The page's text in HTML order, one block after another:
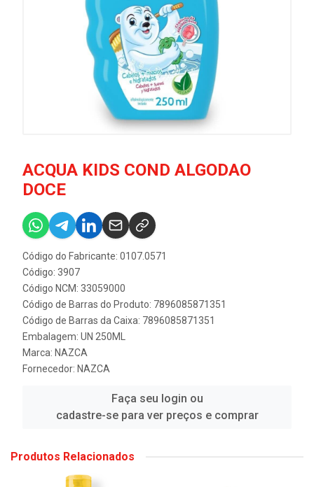
ACQUA KIDS COND ALGODAO
DOCE
Código do Fabricante: 0107.0571
Código: 3907
Código NCM: 33059000
Código de Barras do Produto: 7896085871351
Código de Barras da Caixa: 7896085871351
Embalagem: UN 250ML
Marca: NAZCA
Fornecedor: NAZCA
Faça seu login ou
cadastre-se para ver preços e comprar
Produtos Relacionados